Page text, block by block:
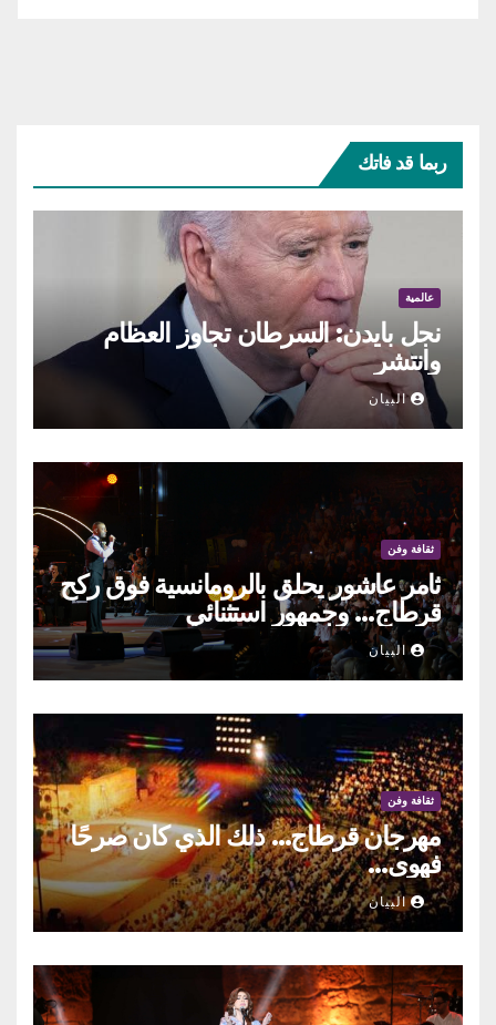
ربما قد فاتك
عالمية
نجل بايدن: السرطان تجاوز العظام
وانتشر
البيان
ثقافة وفن
ثامر عاشور يحلق بالرومانسية فوق ركح
قرطاج… وجمهور استثنائي
البيان
ثقافة وفن
مهرجان قرطاج… ذلك الذي كان صرحًا
فهوى…
البيان